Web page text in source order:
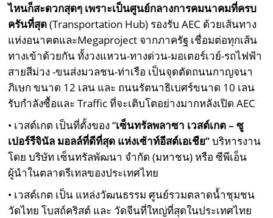
ไหนก็สะดวกสุดๆ เพราะเป็นศูนย์กลางการคมนาคมที่ครบ
ครันที่สุด(Transportation Hub) รองรับ AEC ด้วยเส้นทาง
แห่งอนาคตและMegaproject จากภาครัฐ เชื่อมต่อทุกเส้น
ทางเข้าด้วยกัน ทั้งวงแหวน-ทางด่วน-มอเตอร์เวย์-รถไฟฟ้า
สายสีม่วง -ขนส่งมวลชน-ท่าเรือ เป็นจุดตัดถนนกาญจนา
ภิเษก ขนาด 12 เลน และ ถนนรัตนาธิเบศร์ขนาด 10 เลน
รับกำลังซื้อและ Traffic ที่จะเติบโตอย่างมากหลังเปิด AEC
• เวสต์เกต เป็นที่ตั้งของ “เซ็นทรัลพลาซา เวสต์เกต – ซู
เปอร์รีจินัล มอลล์ที่ดีที่สุด แห่งเซ้าท์อีสต์เอเชีย”บริหารงาน
โดย บริษัท เซ็นทรัลพัฒนา จำกัด (มหาชน) หรือ ซีพีเอ็น
ผู้นำในตลาดรีเทลของประเทศไทย
• เวสต์เกต เป็น แหล่งวัฒนธรรม ศูนย์รวมตลาดน้ำชุมชน
วัดไทย โบสถ์คริสต์ และ วัดจีนที่ใหญ่ที่สุดในประเทศไทย